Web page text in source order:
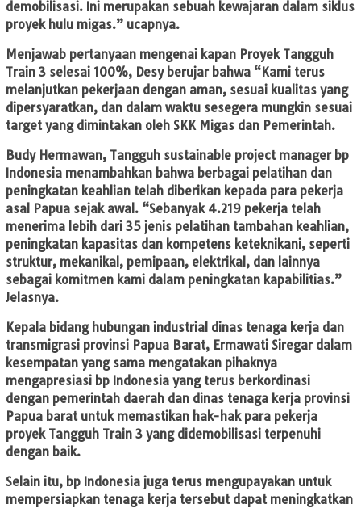
demobilisasi. Ini merupakan sebuah kewajaran dalam siklus
proyek hulu migas.” ucapnya.
Menjawab pertanyaan mengenai kapan Proyek Tangguh
Train 3 selesai 100%, Desy berujar bahwa “Kami terus
melanjutkan pekerjaan dengan aman, sesuai kualitas yang
dipersyaratkan, dan dalam waktu sesegera mungkin sesuai
target yang dimintakan oleh SKK Migas dan Pemerintah.
Budy Hermawan, Tangguh sustainable project manager bp
Indonesia menambahkan bahwa berbagai pelatihan dan
peningkatan keahlian telah diberikan kepada para pekerja
asal Papua sejak awal. “Sebanyak 4.219 pekerja telah
menerima lebih dari 35 jenis pelatihan tambahan keahlian,
peningkatan kapasitas dan kompetens keteknikani, seperti
struktur, mekanikal, pemipaan, elektrikal, dan lainnya
sebagai komitmen kami dalam peningkatan kapabilitias.”
Jelasnya.
Kepala bidang hubungan industrial dinas tenaga kerja dan
transmigrasi provinsi Papua Barat, Ermawati Siregar dalam
kesempatan yang sama mengatakan pihaknya
mengapresiasi bp Indonesia yang terus berkordinasi
dengan pemerintah daerah dan dinas tenaga kerja provinsi
Papua barat untuk memastikan hak-hak para pekerja
proyek Tangguh Train 3 yang didemobilisasi terpenuhi
dengan baik.
Selain itu, bp Indonesia juga terus mengupayakan untuk
mempersiapkan tenaga kerja tersebut dapat meningkatkan